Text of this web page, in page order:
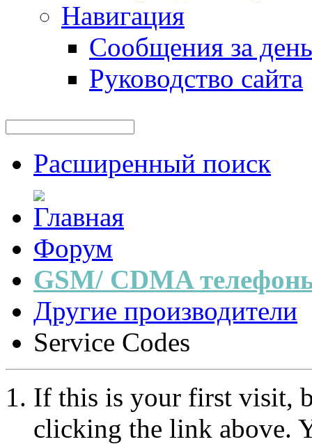
Навигация
Сообщения за день
Руководство сайта
Расширенный поиск
Форум
GSM/ CDMA
Другие производители
Service Codes
If this is your first visit,
clicking the link above.